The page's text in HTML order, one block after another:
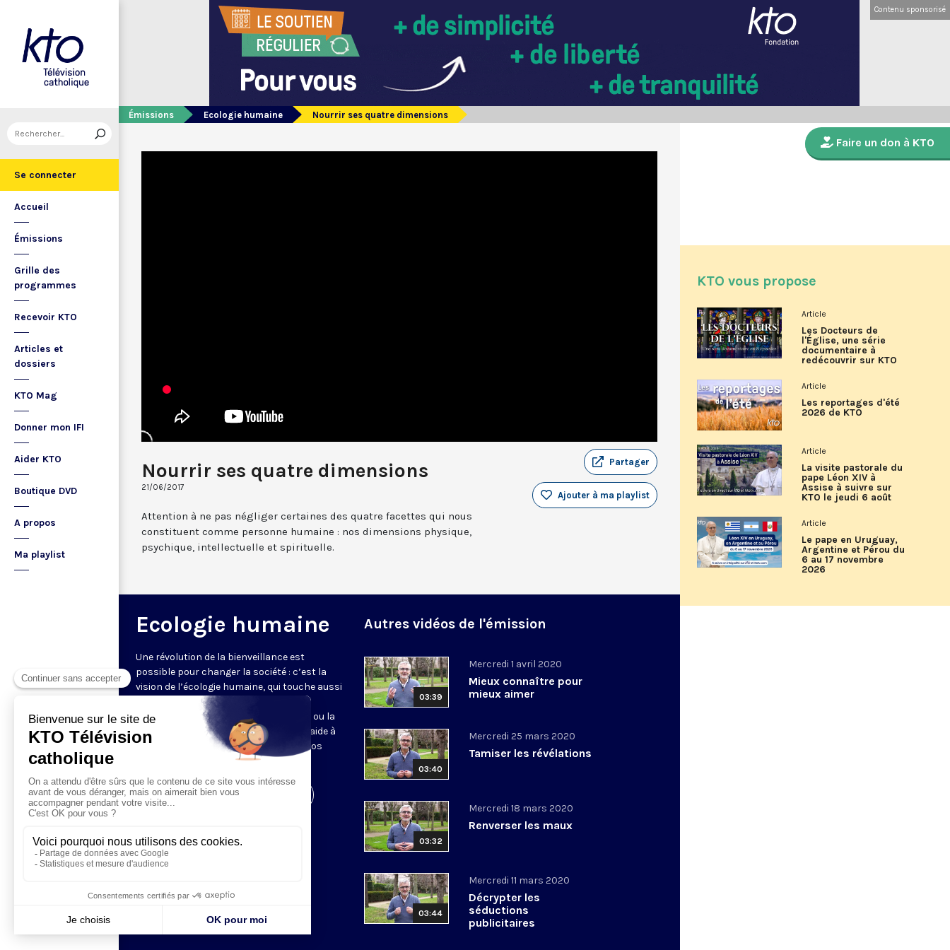
Se connecter
Accueil
Émissions
Grille des
programmes
Recevoir KTO
Articles et
dossiers
KTO Mag
Donner mon IFI
Aider KTO
Boutique DVD
A propos
Ma playlist
Contenu sponsorisé
Émissions Ecologie humaine Nourrir ses quatre dimensions
Nourrir ses quatre dimensions
21/06/2017
Partager
Ajouter à ma playlist
Attention à ne pas négliger certaines des quatre facettes qui nous
constituent comme personne humaine : nos dimensions physique,
psychique, intellectuelle et spirituelle.
Ecologie humaine
Une révolution de la bienveillance est
possible pour changer la société : c’est la
vision de l’écologie humaine, qui touche aussi
bien les liens sociaux, les styles et
conditions de vie, que l’environnement ou la
consommation. Tugdual Derville nous aide à
saisir ces questions pour y apporter nos
Visiter la page de l'émission
Autres vidéos de l'émission
03:39
Mercredi 1 avril 2020
Mieux connaître pour
mieux aimer
03:40
Mercredi 25 mars 2020
Tamiser les révélations
03:32
Mercredi 18 mars 2020
Renverser les maux
03:44
Mercredi 11 mars 2020
Décrypter les
séductions
publicitaires
Faire un don à KTO
KTO vous propose
Article
Les Docteurs de
l'Église, une série
documentaire à
redécouvrir sur KTO
Article
Les reportages d'été
2026 de KTO
Article
La visite pastorale du
pape Léon XIV à
Assise à suivre sur
KTO le jeudi 6 août
Article
Le pape en Uruguay,
Argentine et Pérou du
6 au 17 novembre
2026